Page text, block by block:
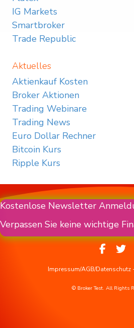
IG Markets
Smartbroker
Trade Republic
Aktuelles
Aktienkauf Kosten
Broker Aktionen
Trading Webinare
Trading News
Euro Dollar Rechner
Bitcoin Kurs
Ripple Kurs
Kostenlose Newsletter
Verpassen Sie keine wichtige
Impressum/AGB/Datenschutz
© Broker Test. All Rights